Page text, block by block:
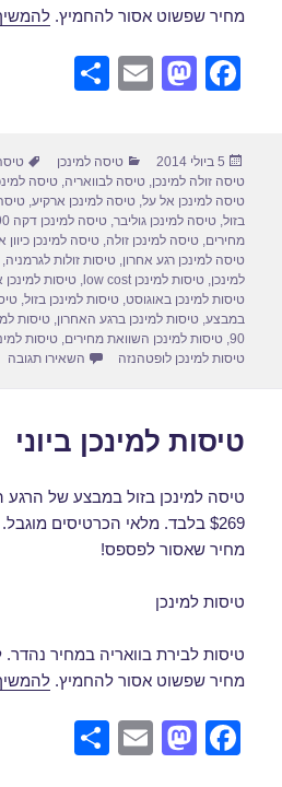
מחיר שפשוט אסור להחמיץ.
F
e
b
o
o
k
M
o
d
o
n
E
e
פורסם
בתאריך
5 ביולי 2014 קטגוריות
טיסה למינכן
טיסה זולה למינכן,טיסה לבוואריה,טיסה
טיסה למינכן אל על,טיסה למינכן ארקיע,
בזול,טיסה למינכן גוליבר,טיסה למינכן דקה 90
מחירים,טיסה למינכן זולה,טיסה למינכן
טיסה למינכן רגע אחרון,טיסות זולות לגרמניה
למינכן,טיסות למינכן low cost ,טיסות
טיסות למינכן באוגוסט,טיסות למינכן בזול,
במבצע,טיסות למינכן ברגע האחרון,טיסות
90
,טיסות למינכן השוואת מחירים,טיסות
טיסות למינכן לופטהנזה
השאירו תגובה
טיסות למינכן ביוני
טיסה למינכן בזול במבצע של
מחיר שאסור לפספס!
טיסות למינכן
טיסות לבירת בוואריה במחיר
מחיר שפשוט אסור להחמיץ.
F
M
E